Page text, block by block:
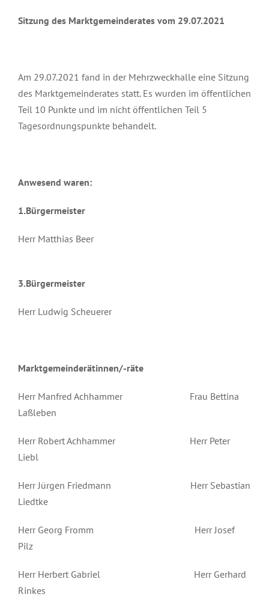
Sitzung des Marktgemeinderates vom 29.07.2021
Am 29.07.2021 fand in der Mehrzweckhalle eine Sitzung
des Marktgemeinderates statt. Es wurden im öffentlichen
Teil 10 Punkte und im nicht öffentlichen Teil 5
Tagesordnungspunkte behandelt.
Anwesend waren:
1.Bürgermeister
Herr Matthias Beer
3.Bürgermeister
Herr Ludwig Scheuerer
Marktgemeinderätinnen/-räte
Herr Manfred Achhammer Frau Bettina
Laßleben
Herr Robert Achhammer Herr Peter
Liebl
Herr Jürgen Friedmann Herr Sebastian
Liedtke
Herr Georg Fromm Herr Josef
Pilz
Herr Herbert Gabriel Herr Gerhard
Rinkes